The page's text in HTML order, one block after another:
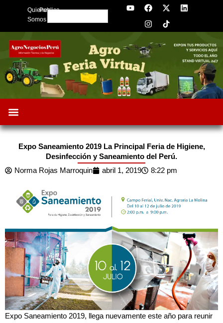
Quienes
Somos
Publica
Search
Y
o
b
e
F
a
c
e
o
o
k
X
-
t
w
t
L
i
d
n
I
n
s
t
g
r
a
Expo Saneamiento 2019 La Principal Feria de Higiene,
Desinfección y Saneamiento del Perú.
Norma Rojas Marroquin
abril 1, 2019 8:22 pm
Expo Saneamiento 2019, llega nuevamente este año para reunir